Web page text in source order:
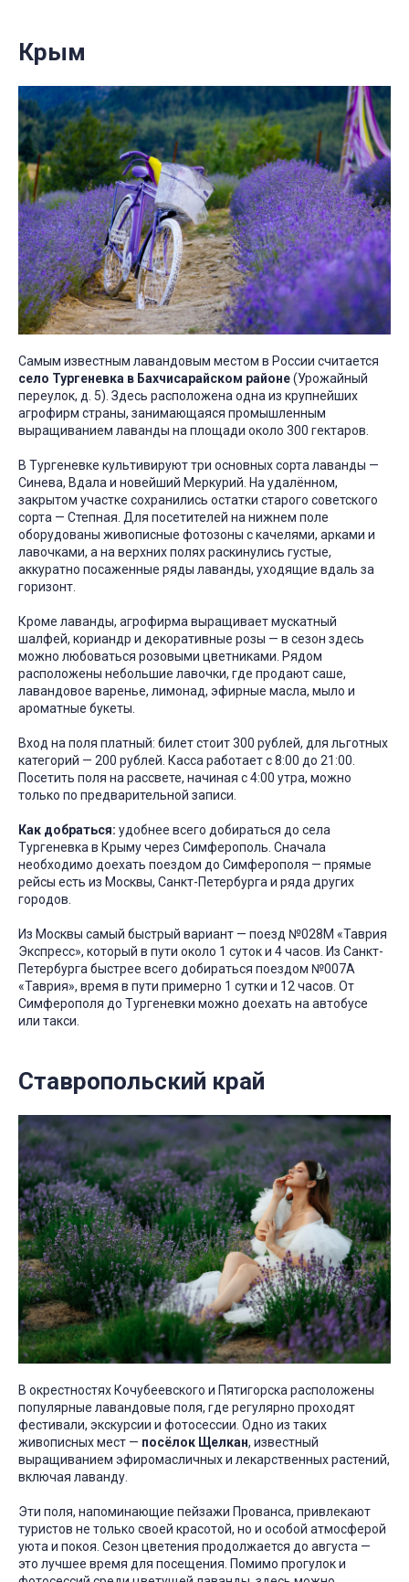
Крым
Самым известным лавандовым местом в России считается
село Тургеневка в Бахчисарайском районе(Урожайный
переулок, д. 5). Здесь расположена одна из крупнейших
агрофирм страны, занимающаяся промышленным
выращиванием лаванды на площади около 300 гектаров.
В Тургеневке культивируют три основных сорта лаванды —
Синева, Вдала и новейший Меркурий. На удалённом,
закрытом участке сохранились остатки старого советского
сорта — Степная. Для посетителей на нижнем поле
оборудованы живописные фотозоны с качелями, арками и
лавочками, а на верхних полях раскинулись густые,
аккуратно посаженные ряды лаванды, уходящие вдаль за
горизонт.
Кроме лаванды, агрофирма выращивает мускатный
шалфей, кориандр и декоративные розы — в сезон здесь
можно любоваться розовыми цветниками. Рядом
расположены небольшие лавочки, где продают саше,
лавандовое варенье, лимонад, эфирные масла, мыло и
ароматные букеты.
Вход на поля платный: билет стоит 300 рублей, для льготных
категорий — 200 рублей. Касса работает с 8:00 до 21:00.
Посетить поля на рассвете, начиная с 4:00 утра, можно
только по предварительной записи.
Как добраться: удобнее всего добираться до села
Тургеневка в Крыму через Симферополь. Сначала
необходимо доехать поездом до Симферополя — прямые
рейсы есть из Москвы, Санкт-Петербурга и ряда других
городов.
Из Москвы самый быстрый вариант — поезд №028М «Таврия
Экспресс», который в пути около 1 суток и 4 часов. Из Санкт-
Петербурга быстрее всего добираться поездом №007А
«Таврия», время в пути примерно 1 сутки и 12 часов. От
Симферополя до Тургеневки можно доехать на автобусе
или такси.
Ставропольский край
В окрестностях Кочубеевского и Пятигорска расположены
популярные лавандовые поля, где регулярно проходят
фестивали, экскурсии и фотосессии. Одно из таких
живописных мест — посёлок Щелкан, известный
выращиванием эфиромасличных и лекарственных растений,
включая лаванду.
Эти поля, напоминающие пейзажи Прованса, привлекают
туристов не только своей красотой, но и особой атмосферой
уюта и покоя. Сезон цветения продолжается до августа —
это лучшее время для посещения. Помимо прогулок и